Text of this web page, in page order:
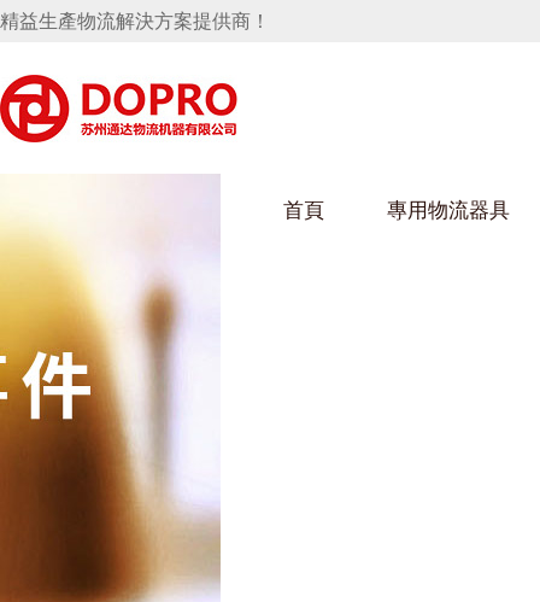
精益生產物流解決方案提供商！
首頁 專用物流器具
好色视频APP下载架
變速箱托盤
衝壓件料架
消聲器料架
手推車
氣瓶料架
隱藏式馬桶水箱支架
汽車行業
衛浴行業